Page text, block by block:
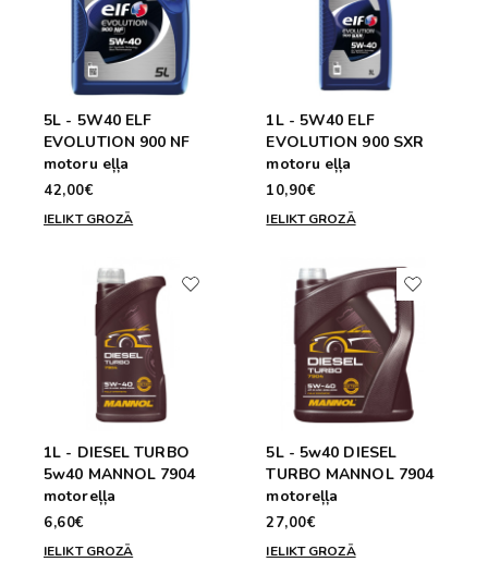
5L - 5W40 ELF
EVOLUTION 900 NF
motoru eļļa
42,00€
IELIKT GROZĀ
1L - 5W40 ELF
EVOLUTION 900 SXR
motoru eļļa
10,90€
IELIKT GROZĀ
1L - DIESEL TURBO
5w40 MANNOL 7904
motoreļļa
6,60€
IELIKT GROZĀ
5L - 5w40 DIESEL
TURBO MANNOL 7904
motoreļļa
27,00€
IELIKT GROZĀ